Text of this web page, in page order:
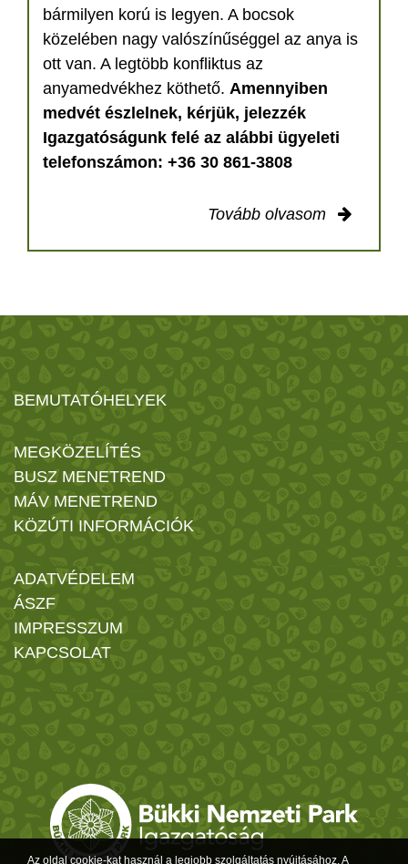
bármilyen korú is legyen. A bocsok
közelében nagy valószínűséggel az anya is
ott van. A legtöbb konfliktus az
anyamedvékhez köthető. Amennyiben
medvét észlelnek, kérjük, jelezzék
Igazgatóságunk felé az alábbi ügyeleti
telefonszámon: +36 30 861-3808
Tovább olvasom
BEMUTATÓHELYEK
MEGKÖZELÍTÉS
BUSZ MENETREND
MÁV MENETREND
KÖZÚTI INFORMÁCIÓK
ADATVÉDELEM
ÁSZF
IMPRESSZUM
KAPCSOLAT
Az oldal cookie-kat használ a legjobb szolgáltatás nyújtásához. A